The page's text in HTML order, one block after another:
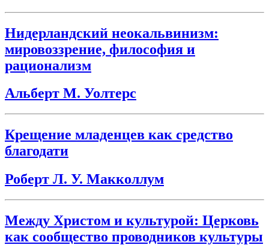
Нидерландский неокальвинизм:
мировоззрение, философия и
рационализм
Альберт М. Уолтерс
Крещение младенцев как средство
благодати
Роберт Л. У. Макколлум
Между Христом и культурой: Церковь
как сообщество проводников культуры